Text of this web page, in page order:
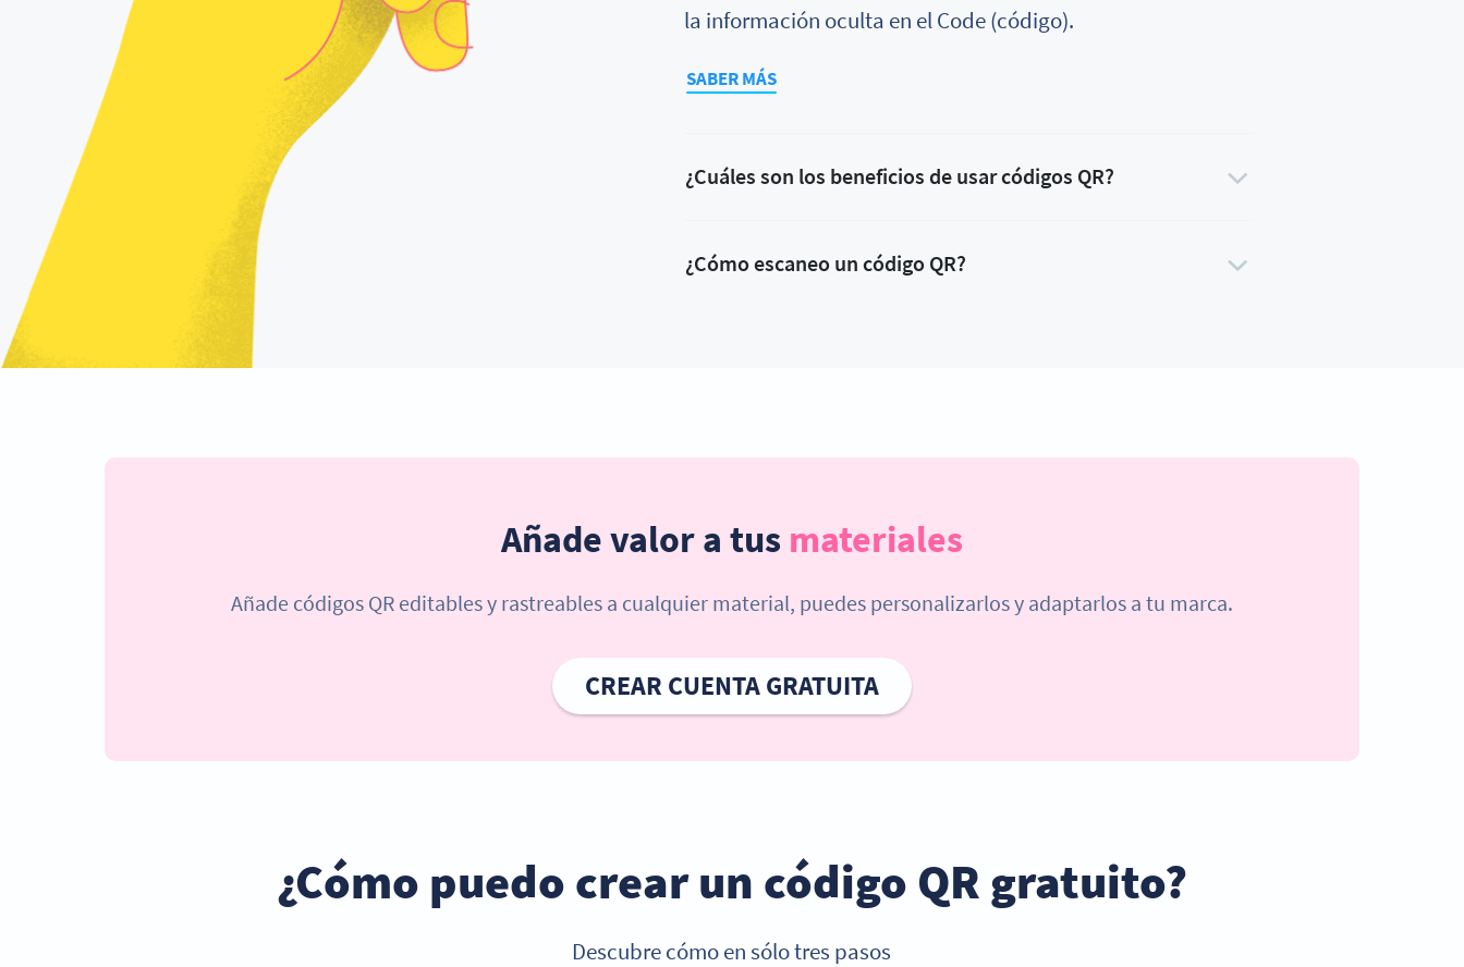
la información oculta en el Code (código).
SABER MÁS
¿Cuáles son los beneficios de usar códigos QR?
¿Cómo escaneo un código QR?
Añade valor a tus materiales
Añade códigos QR editables y rastreables a cualquier material, puedes personalizarlos y adaptarlos a tu marca.
CREAR CUENTA GRATUITA
¿Cómo puedo crear un código QR gratuito?
Descubre cómo en sólo tres pasos